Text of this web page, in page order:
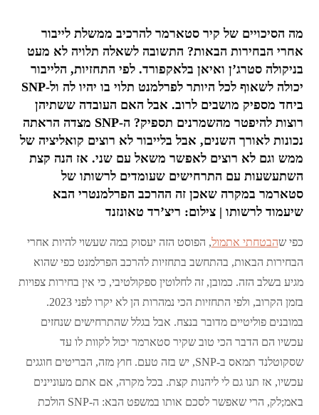
מה הסיכויים של קיר סטארמר להרכיב ממשלת לייבור
אחרי הבחירות הבאות? התשובה לשאלה תלויה לא מעט
בניקולה סטרג’ן ואיאן בלאקפורד. לפי התחזיות, הלייבור
יכולה לשאוף לכל היותר לפרלמנט תלוי בו יהיו לה ול-SNP
ביחד מספיק מושבים לרוב. אבל האם העובדה ששתיהן
רוצות להיפטר מהשמרנים תספיק? ה-SNP מצדה הראתה
נכונות לאורך השנים, אבל בלייבור לא רוצים קואליציה של
ממש וגם לא רוצים לאפשר משאל עם שני. אז הנה קצת
השתעשעות עם התרחישים שעומדים לרשותו של
סטארמר במקרה שאכן זה ההרכב הפרלמנטרי הבא
שיעמוד לרשותו | צילום: ריצ’רד טאונזנד
כפי שהבטחתי אתמול, הפוסט הזה יעסוק במה שעשוי להיות אחרי
הבחירות הבאות, בהתחשב בתחזיות להרכב הפרלמנט כפי שהוא
מגיע בשלב הזה. כמובן, זה לחלוטין ספקולטיבי, כי אין בחירות צפויות
בזמן הקרוב, ולפי התחזיות הכי נמהרות הן לא יקרו לפני 2023.
במובנים פוליטיים מדובר בנצח. אבל בגלל שהתרחישים שנחזים
עכשיו הם הדבר הכי טוב שקיר סטארמר יכול לקוות לו עד
שסקוטלנד תמאס ב-SNP, יש בזה טעם. חוץ מזה, הבריטים חוגגים
עכשיו, אז תנו גם לי ליהנות קצת. בכל מקרה, אם אתם מעוניינים
באמ;לק, הרי שאפשר לסכם אותו במשפט הבא: ה-SNP הולכת